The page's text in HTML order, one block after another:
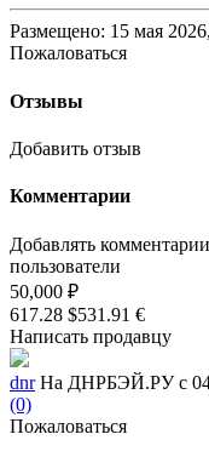
Размещено: 15 мая
Пожаловаться
Отзывы
Добавить отзыв
Комментарии
Добавлять
пользователи
50,000 ₽
617.28 $531.91 €
Написать продавцу
dnr На ДНРБЭЙ.РУ с
(0)
Пожаловаться